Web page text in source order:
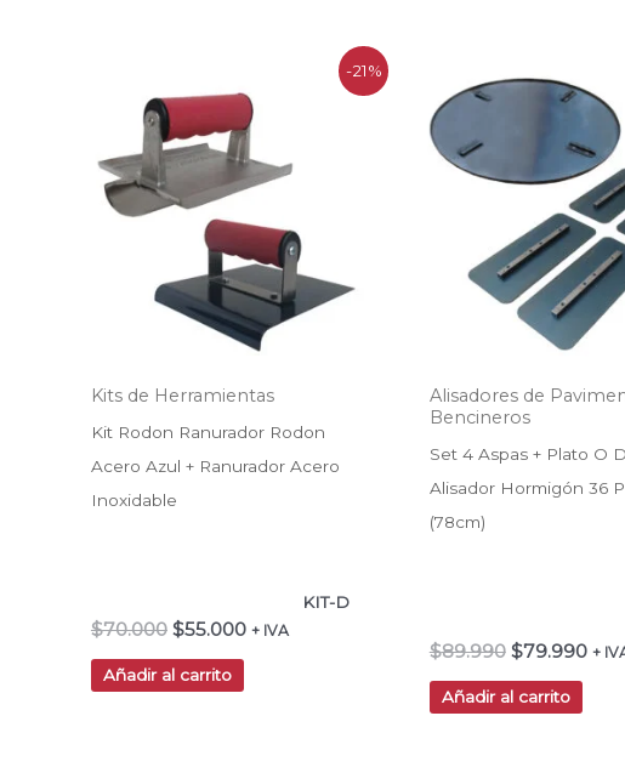
-21%
Kits de Herramientas
Kit Rodon Ranurador Rodon
Acero Azul + Ranurador Acero
Inoxidable
KIT-D
$70.000
original
era:
$70.000.
$55.000
actual
es:
$55.000.
+ IVA
Añadir al carrito
Alisadores de
Bencineros
Set 4 Aspas + Plato O
Alisador Hormigón 36
(78cm)
$89.990
precio
original
$89.990.
$79.990 +
Añadir al carrito